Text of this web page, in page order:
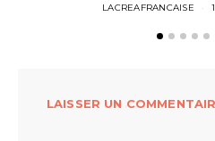
LACREAFRANCAISE
LAISSER UN